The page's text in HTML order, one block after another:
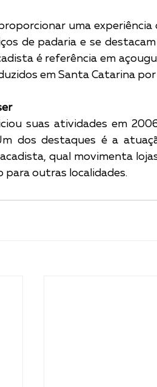
uma
de padaria e se
é referência em
em Santa Catarina
suas atividades em
dos destaques é a
qual movimenta
para outras localidades.